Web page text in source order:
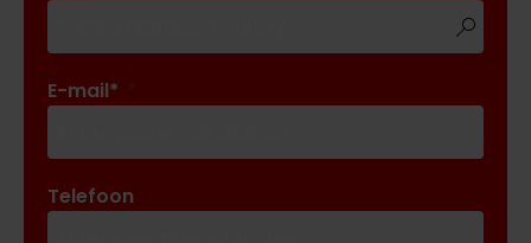
E-mail*
Telefoon